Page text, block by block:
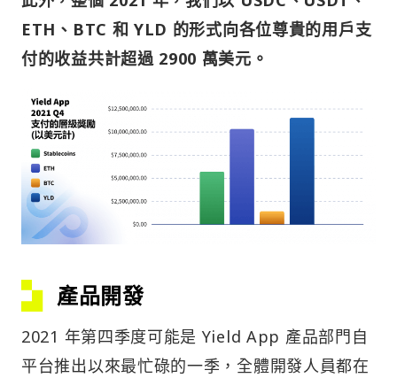
ETH、BTC 和 YLD 的形式向各位尊貴的用戶支
付的收益共計超過 2900 萬美元。
產品開發
2021 年第四季度可能是 Yield App 產品部門自
平台推出以來最忙碌的一季，全體開發人員都在